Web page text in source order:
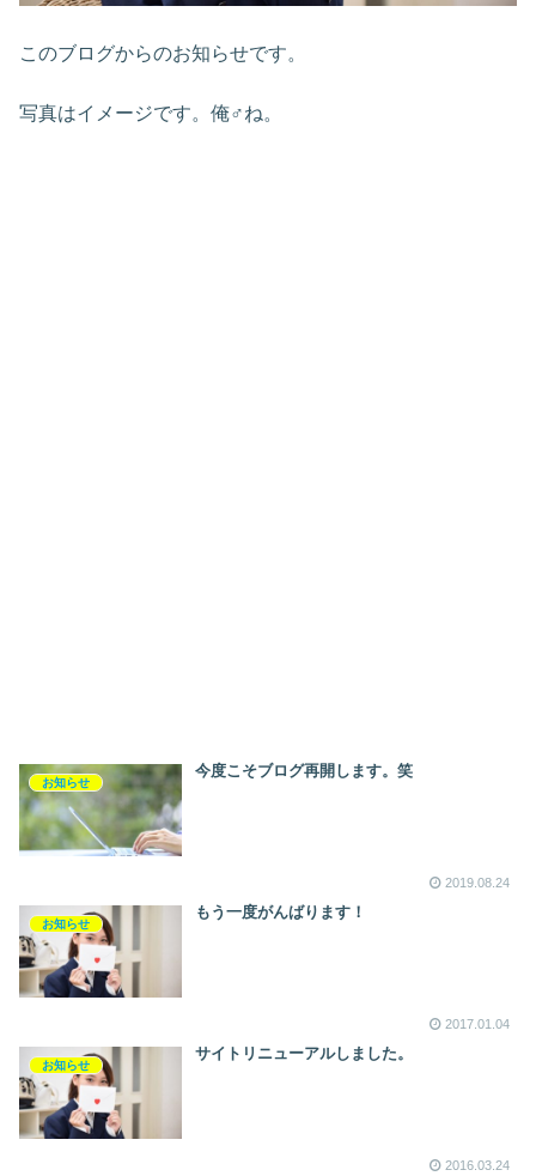
このブログからのお知らせです。
写真はイメージです。俺♂ね。
お知らせ
今度こそブログ再開します。笑
2019.08.24
お知らせ
もう一度がんばります！
2017.01.04
お知らせ
サイトリニューアルしました。
2016.03.24